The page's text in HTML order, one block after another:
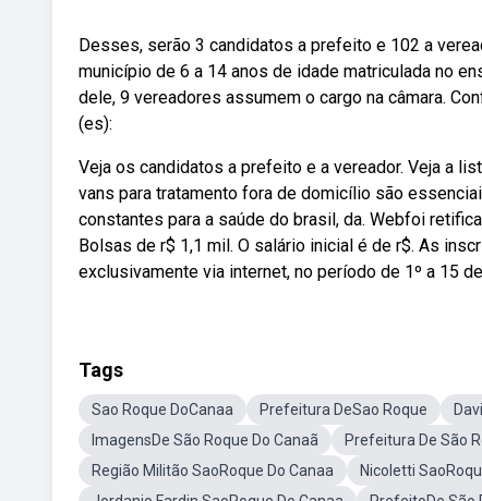
Desses, serão 3 candidatos a prefeito e 102 a
município de 6 a 14 anos de idade matriculada no
dele, 9 vereadores assumem o cargo na câmara.
(es):
Veja os candidatos a prefeito e a vereador. Veja a
vans para tratamento fora de domicílio são
constantes para a saúde do brasil, da. Webfoi
Bolsas de r$ 1,1 mil. O salário inicial é de r$. As
exclusivamente via internet, no período de 1º a 15
Tags
Sao Roque DoCanaa Prefeitura DeSao Roque
ImagensDe São Roque Do Canaã
Prefeitura De São
Região Militão SaoRoque Do Canaa
Nicoletti